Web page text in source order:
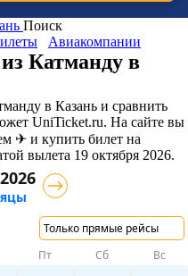
Поиск
Авиакомпании
Катманду в
в Казань и сравнить
UniTicket.ru. На сайте вы
✈ и купить билет на
вылета 19 октября 2026.
Только прямые рейсы
Пт Сб Вс